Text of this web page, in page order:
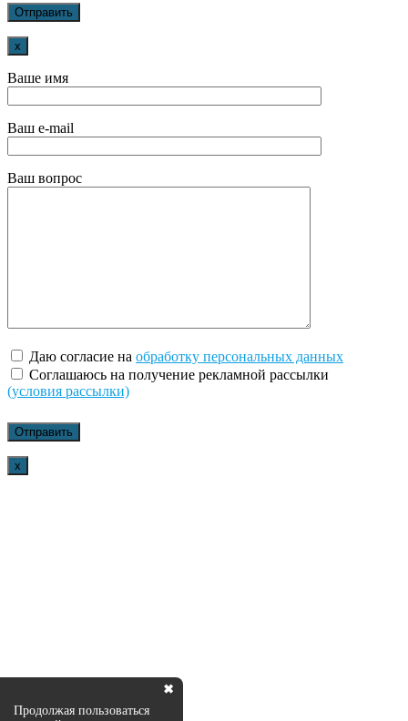
✖
Продолжая пользоваться
x
Ваше имя
Ваш e-mail
Ваш вопрос
Даю согласие на обработку персональных данных
Соглашаюсь на получение рекламной рассылки
(условия рассылки)
x